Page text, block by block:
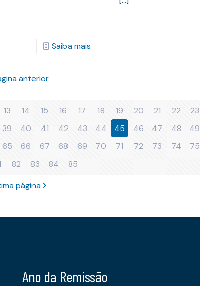
Saiba mais
anterior
13 14 15 16 17 18 19 20 21 22 23
39 40 41 42 43 44 45 46 47 48 49
65 66 67 68 69 70 71 72 73 74 75
82 83 84 85
página
Ano da Remissão